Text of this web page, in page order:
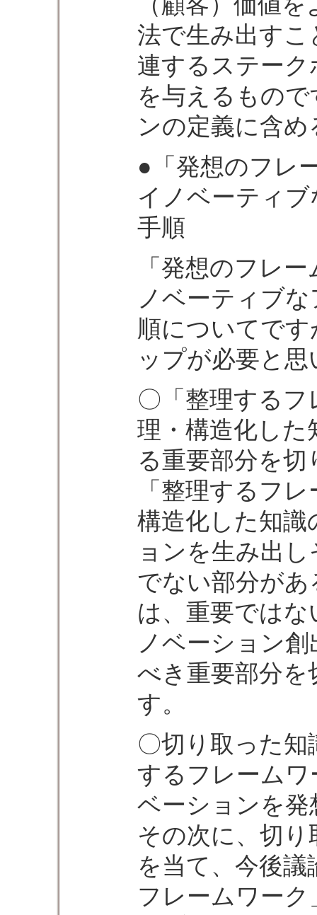
法で生み出す
連するステー
を与えるもの
ンの定義に含
●「発想のフレ
イノベーティ
手順
「発想のフレ
ノベーティブ
順についてで
ップが必要と
〇「整理する
理・構造化した
る重要部分を切
「整理するフ
構造化した知
ョンを生み出
でない部分が
は、重要では
ノベーション
べき重要部分を
す。
〇切り取った知
するフレーム
ベーションを発
その次に、切
を当て、今後
フレームワー